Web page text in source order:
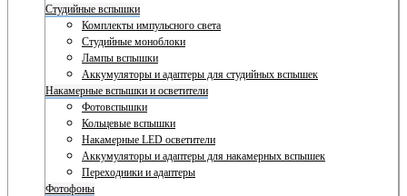
Студийные вспышки
Комплекты импульсного света
Студийные моноблоки
Лампы вспышки
Аккумуляторы и адаптеры для студийных вспышек
Накамерные вспышки и осветители
Фотовспышки
Кольцевые вспышки
Накамерные LED осветители
Аккумуляторы и адаптеры для накамерных вспышек
Переходники и адаптеры
Фотофоны